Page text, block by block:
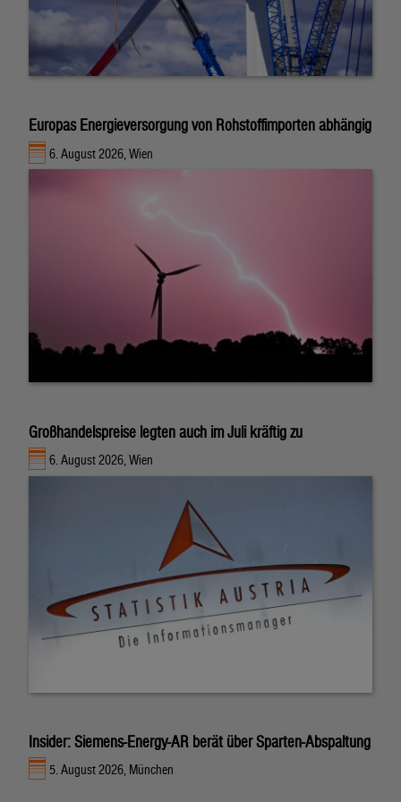
Europas Energieversorgung von Rohstoffimporten abhängig
6. August 2026, Wien
Großhandelspreise legten auch im Juli kräftig zu
6. August 2026, Wien
Insider: Siemens-Energy-AR berät über Sparten-Abspaltung
5. August 2026, München